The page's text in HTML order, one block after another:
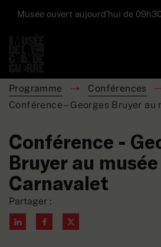
Musée ouvert aujourd’hui de
Partager :
Programme
Conférences
Conférence – Georges Bruyer au
Conférence -
Bruyer au musée
Carnavalet